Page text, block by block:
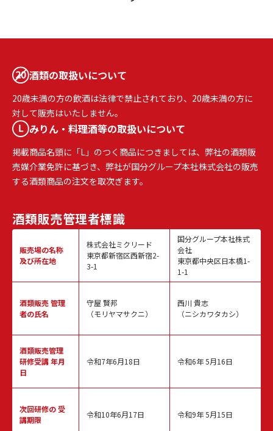
酒類の取扱いについて
20歳未満の方の飲酒は法律で禁止されており、20歳未満の方に
対して販売はいたしません。
みりん・料理酒等の取扱いについて
掲載商品名頭に「L」のつく商品につきましては、弊社の酒類販
売媒介業免許に基づき、弊社が国分グループ本社株式会社の販売
する酒類商品の注文を取次ぎます。
酒類販売管理者標識
販売場の名称
及び所在地
酒類販売管理
者の氏名
酒類販売管理
研修受講 年月
日
次回研修の受
講期限
株式会社ミクリード
東京都新宿区西新宿2-
3-1
守屋 賢邦
（モリヤマサクニ）
令和7年6月18日
令和10年6月17日
国分グループ本社株式
会社
東京都中央区日本橋1-
1-1
西川 貴志
（ニシカワタカシ）
令和6年 5月16日
令和9年 5月15日